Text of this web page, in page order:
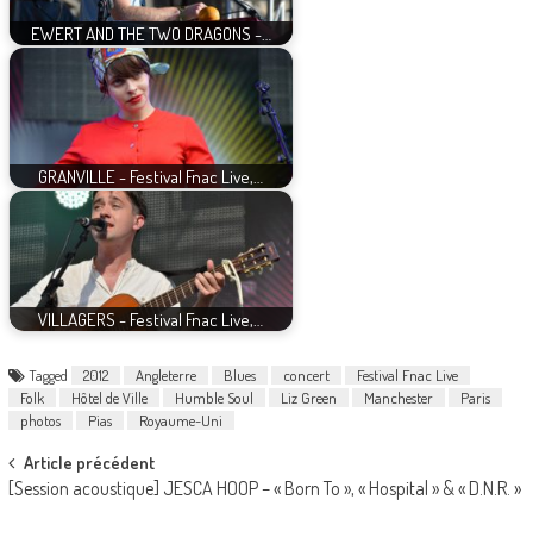
EWERT AND THE TWO DRAGONS -…
GRANVILLE - Festival Fnac Live,…
VILLAGERS - Festival Fnac Live,…
Tagged 2012 Angleterre Blues concert
Festival Fnac Live
Folk
Hôtel de Ville Humble Soul Liz Green Manchester
Paris
photos
Pias Royaume-Uni
Post
navigation
Article précédent
[Session acoustique] JESCA HOOP – « Born To », « Hospital » & « D.N.R. »